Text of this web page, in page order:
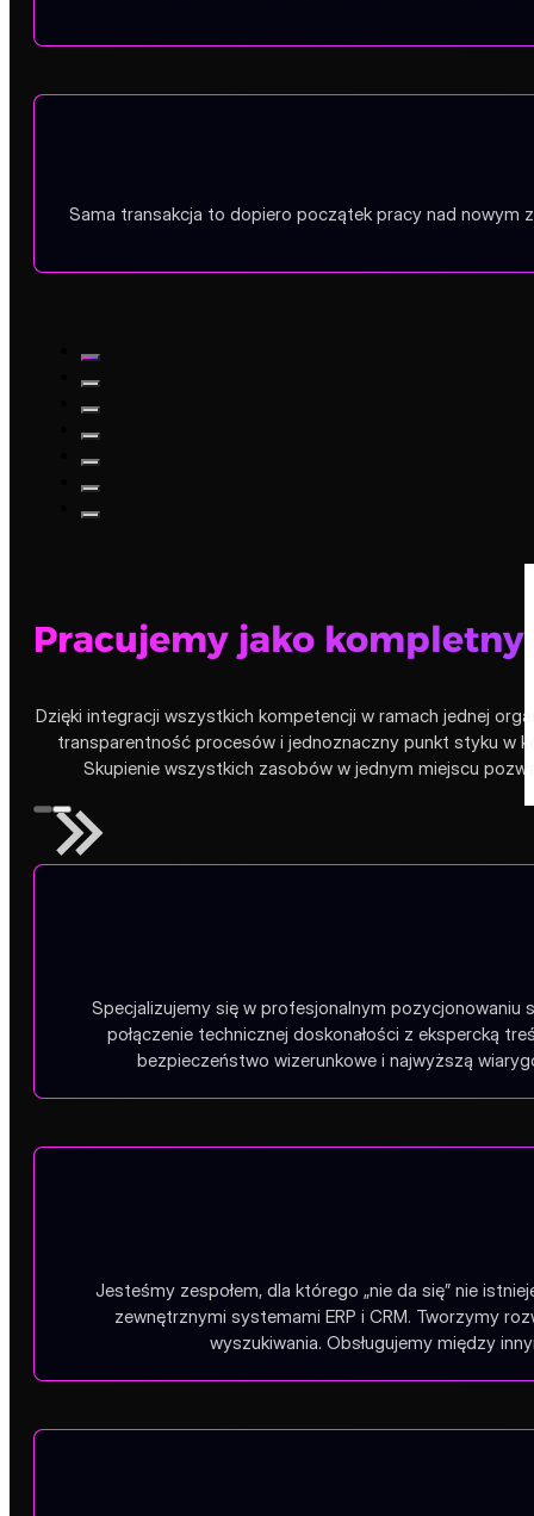
Sama transakcja to dopiero początek pracy nad nowym
Pracujemy jako
Dzięki integracji wszystkich kompetencji w ramach jednej
transparentność procesów i jednoznaczny punkt styku w
Skupienie wszystkich zasobów w jednym miejscu
Specjalizujemy się w profesjonalnym pozycjonowaniu
połączenie technicznej doskonałości z ekspercką
bezpieczeństwo wizerunkowe i najwyższą
Jesteśmy zespołem, dla którego „nie da się” nie
zewnętrznymi systemami ERP i CRM. Tworzymy
wyszukiwania. Obsługujemy między